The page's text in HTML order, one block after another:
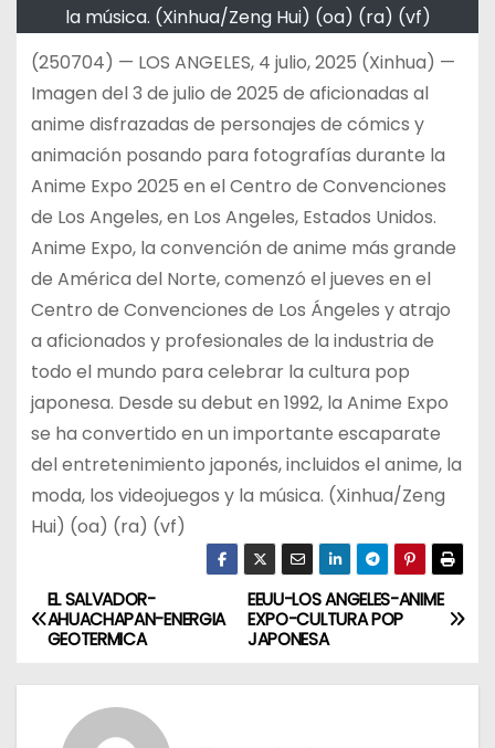
la música. (Xinhua/Zeng Hui) (oa) (ra) (vf)
(250704) — LOS ANGELES, 4 julio, 2025 (Xinhua) —
Imagen del 3 de julio de 2025 de aficionadas al
anime disfrazadas de personajes de cómics y
animación posando para fotografías durante la
Anime Expo 2025 en el Centro de Convenciones
de Los Angeles, en Los Angeles, Estados Unidos.
Anime Expo, la convención de anime más grande
de América del Norte, comenzó el jueves en el
Centro de Convenciones de Los Ángeles y atrajo
a aficionados y profesionales de la industria de
todo el mundo para celebrar la cultura pop
japonesa. Desde su debut en 1992, la Anime Expo
se ha convertido en un importante escaparate
del entretenimiento japonés, incluidos el anime, la
moda, los videojuegos y la música. (Xinhua/Zeng
Hui) (oa) (ra) (vf)
N
EEUU-LOS ANGELES-ANIME
EXPO-CULTURA POP
JAPONESA
EL SALVADOR-
AHUACHAPAN-ENERGIA
GEOTERMICA